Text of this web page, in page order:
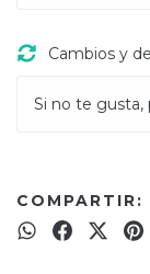
Cambios y
Si no te gusta,
COMPARTIR: